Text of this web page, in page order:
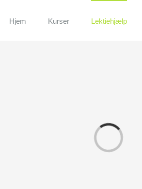
Hjem Kurser Lektiehjælp
Loading...